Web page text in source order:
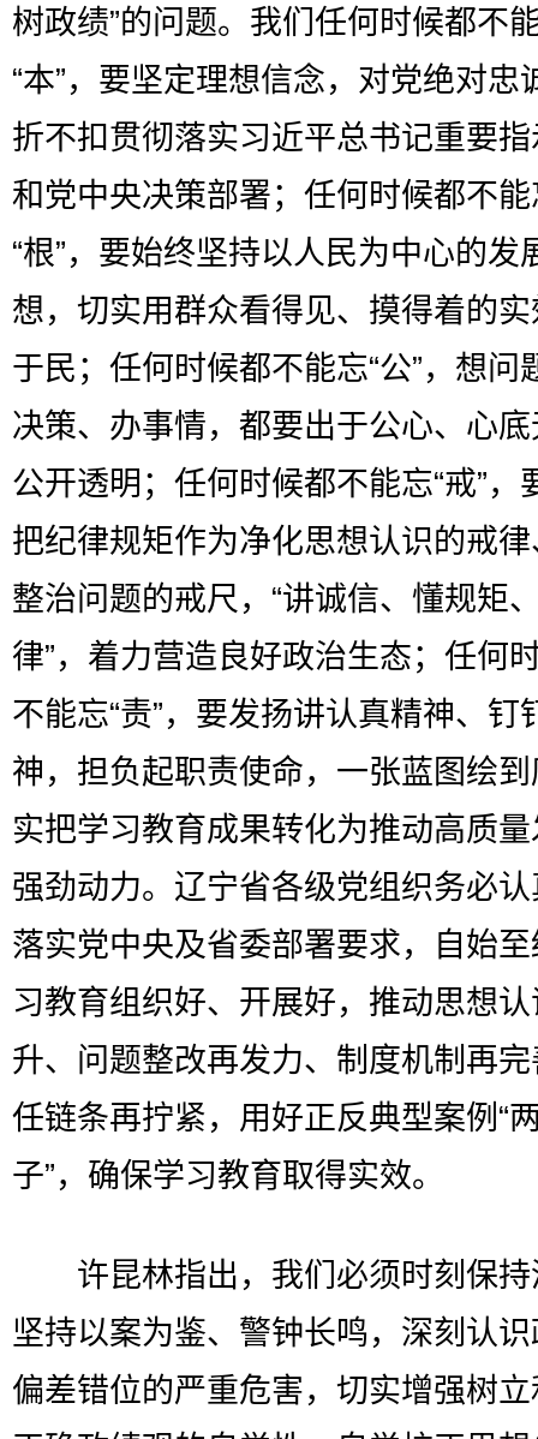
树政绩”的问题。我们任何时候都不
“本”，要坚定理想信念，对党绝对忠
折不扣贯彻落实习近平总书记重要
和党中央决策部署；任何时候都不能
“根”，要始终坚持以人民为中心的发
想，切实用群众看得见、摸得着的
于民；任何时候都不能忘“公”，想问
决策、办事情，都要出于公心、心
公开透明；任何时候都不能忘“戒”，
把纪律规矩作为净化思想认识的戒
整治问题的戒尺，“讲诚信、懂规矩
律”，着力营造良好政治生态；任何
不能忘“责”，要发扬讲认真精神、钉
神，担负起职责使命，一张蓝图绘
实把学习教育成果转化为推动高质
强劲动力。辽宁省各级党组织务必
落实党中央及省委部署要求，自始
习教育组织好、开展好，推动思想
升、问题整改再发力、制度机制再
任链条再拧紧，用好正反典型案例“
子”，确保学习教育取得实效。
许昆林指出，我们必须时刻保持
坚持以案为鉴、警钟长鸣，深刻认
偏差错位的严重危害，切实增强树